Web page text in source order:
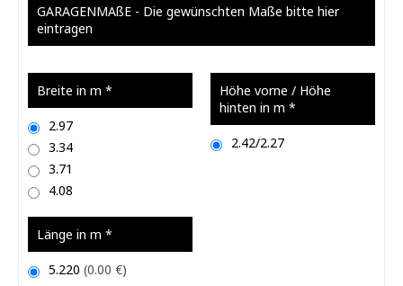
GARAGENMAßE - Die gewünschten Maße bitte hier
eintragen
Breite in m *
2.97
3.34
3.71
4.08
Höhe vorne / Höhe
hinten in m *
2.42/2.27
Länge in m *
5.220 (0.00 €)